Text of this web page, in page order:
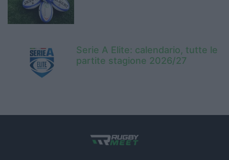
Serie A Elite: calendario, tutte le
partite stagione 2026/27